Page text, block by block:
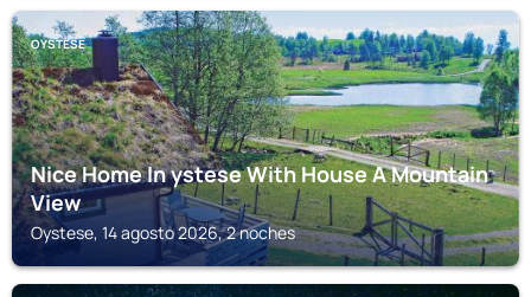
OYSTESE
Nice Home In ystese With House A Mountain
View
Oystese, 14 agosto 2026, 2 noches